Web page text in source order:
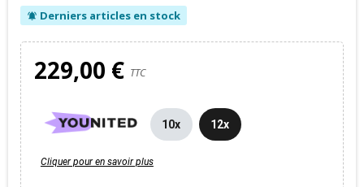
notifications_active Derniers articles en stock
229,00 € TTC
10x 12x
Cliquer pour en savoir plus